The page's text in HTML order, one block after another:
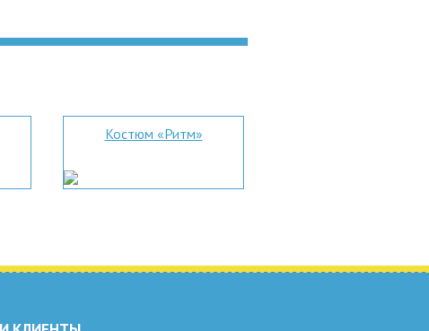
Костюм «Ритм»